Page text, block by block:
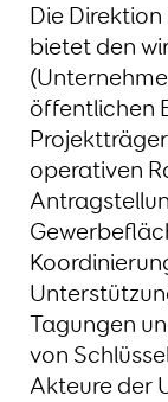
Die
bietet den
öffentlichen
operativen
Tagungen
von
Akteure der